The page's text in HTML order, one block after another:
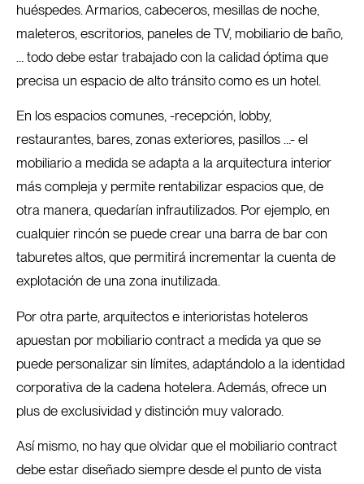
huéspedes. Armarios, cabeceros, mesillas de noche,
maleteros, escritorios, paneles de TV, mobiliario de baño,
… todo debe estar trabajado con la calidad óptima que
precisa un espacio de alto tránsito como es un hotel.
En los espacios comunes, -recepción, lobby,
restaurantes, bares, zonas exteriores, pasillos …- el
mobiliario a medida se adapta a la arquitectura interior
más compleja y permite rentabilizar espacios que, de
otra manera, quedarían infrautilizados. Por ejemplo, en
cualquier rincón se puede crear una barra de bar con
taburetes altos, que permitirá incrementar la cuenta de
explotación de una zona inutilizada.
Por otra parte, arquitectos e interioristas hoteleros
apuestan por mobiliario contract a medida ya que se
puede personalizar sin límites, adaptándolo a la identidad
corporativa de la cadena hotelera. Además, ofrece un
plus de exclusividad y distinción muy valorado.
Así mismo, no hay que olvidar que el mobiliario contract
debe estar diseñado siempre desde el punto de vista